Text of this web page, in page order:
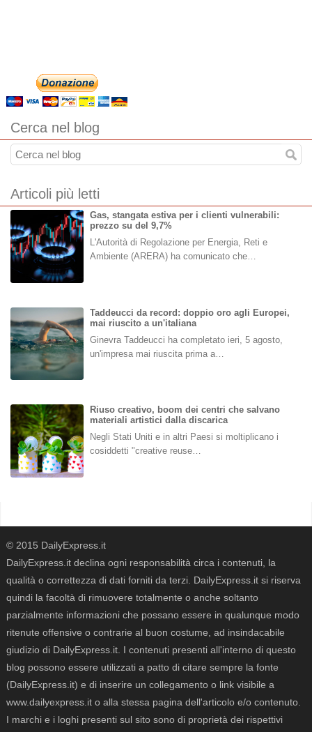
Cerca nel blog
Articoli più letti
Gas, stangata estiva per i clienti vulnerabili:
prezzo su del 9,7%
L'Autorità di Regolazione per Energia, Reti e
Ambiente (ARERA) ha comunicato che…
Taddeucci da record: doppio oro agli Europei,
mai riuscito a un'italiana
Ginevra Taddeucci ha completato ieri, 5 agosto,
un'impresa mai riuscita prima a…
Riuso creativo, boom dei centri che salvano
materiali artistici dalla discarica
Negli Stati Uniti e in altri Paesi si moltiplicano i
cosiddetti "creative reuse…
© 2015 DailyExpress.it
DailyExpress.it declina ogni responsabilità circa i contenuti, la
qualità o correttezza di dati forniti da terzi. DailyExpress.it si riserva
quindi la facoltà di rimuovere totalmente o anche soltanto
parzialmente informazioni che possano essere in qualunque modo
ritenute offensive o contrarie al buon costume, ad insindacabile
giudizio di DailyExpress.it. I contenuti presenti all'interno di questo
blog possono essere utilizzati a patto di citare sempre la fonte
(DailyExpress.it) e di inserire un collegamento o link visibile a
www.dailyexpress.it o alla stessa pagina dell'articolo e/o contenuto.
I marchi e i loghi presenti sul sito sono di proprietà dei rispettivi